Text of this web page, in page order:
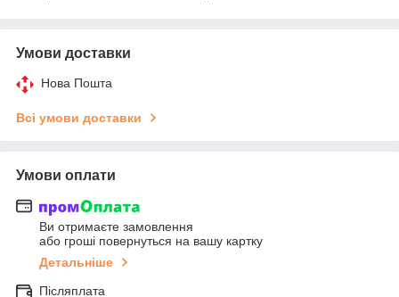
Умови доставки
Нова Пошта
Всі умови доставки
Умови оплати
Ви отримаєте замовлення
або гроші повернуться на вашу картку
Детальніше
Післяплата